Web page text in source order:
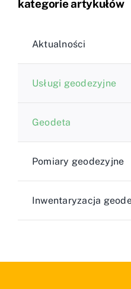
kategorie artykułów
Aktualności
Usługi geodezyjne
Geodeta
Pomiary geodezyjne
Inwentaryzacja